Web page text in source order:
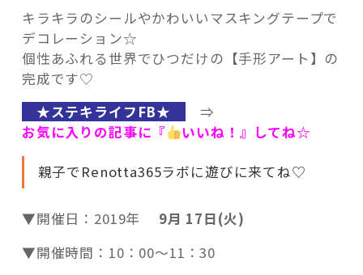
キラキラのシールやかわいいマスキングテープで
デコレーション☆
個性あふれる世界でひつだけの【手形アート】の
完成です♡
★ステキライフFB★
⇒
お気に入りの記事に『
いいね！』してね☆
親子でRenotta365ラボに遊びに来てね♡
▼開催日：2019年 9月 17日(火)
▼開催時間：10：00～11：30